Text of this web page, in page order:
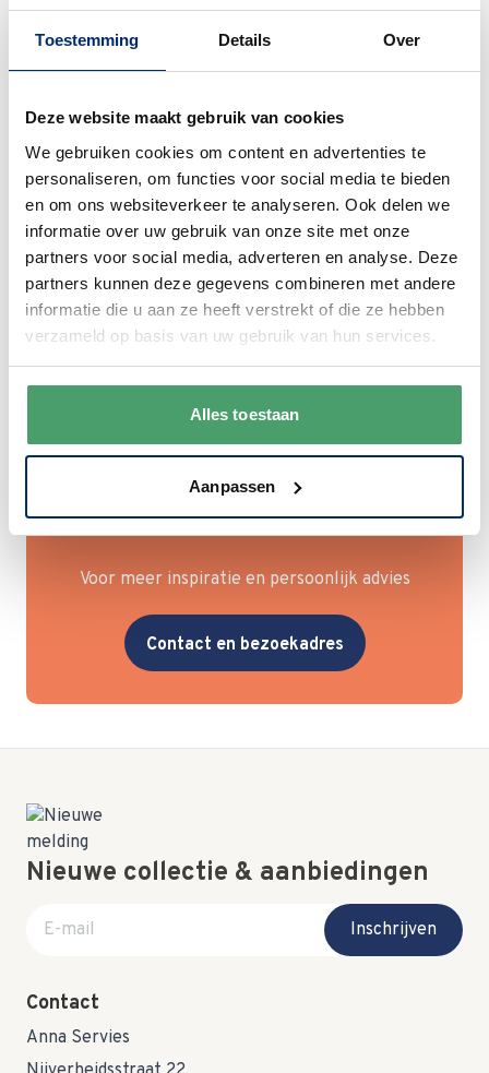
Toestemming Details Over
Deze website maakt gebruik van cookies
We gebruiken cookies om content en advertenties te
personaliseren, om functies voor social media te bieden
en om ons websiteverkeer te analyseren. Ook delen we
informatie over uw gebruik van onze site met onze
partners voor social media, adverteren en analyse. Deze
partners kunnen deze gegevens combineren met andere
informatie die u aan ze heeft verstrekt of die ze hebben
verzameld op basis van uw gebruik van hun services.
Alles toestaan
Aanpassen
Leo de Leeuw
€ 8,50
In winkelwagen
6producten Toon
Bezoek onze winkel in
Leerdam
Voor meer inspiratie en persoonlijk advies
Contact en bezoekadres
Nieuwe collectie & aanbiedingen
E-mail adres
Inschrijven
Contact
Anna Servies